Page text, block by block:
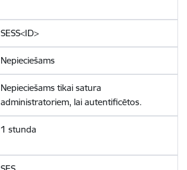
SESS<ID>
Nepieciešams
Nepieciešams tikai satura
administratoriem, lai autentificētos.
1 stunda